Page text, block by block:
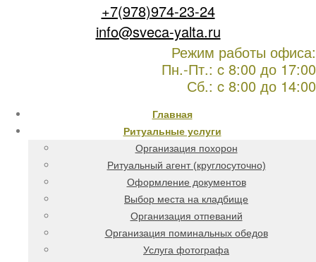
+7(978)974-23-24
info@sveca-yalta.ru
Режим работы офиса:
Пн.-Пт.: c 8:00 до 17:00
Сб.: c 8:00 до 14:00
Главная
Ритуальные услуги
Организация похорон
Ритуальный агент (круглосуточно)
Оформление документов
Выбор места на кладбище
Организация отпеваний
Организация поминальных обедов
Услуга фотографа